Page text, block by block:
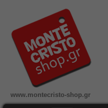
www.montecristo-shop.gr